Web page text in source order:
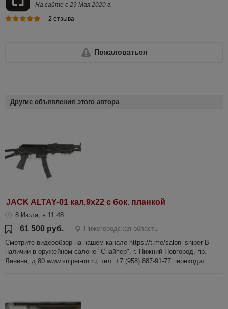
На сайте с 29 Мая 2020 г.
2 отзыва
Пожаловаться
Другие объявления этого автора
JACK ALTAY-01 кал.9х22 с бок. планкой
8 Июля, в 11:48
61 500 руб.
Нижегородская область
Смотрите видеообзор на нашем канале https://t.me/salon_sniper В
наличии в оружейном салоне "Снайпер", г. Нижний Новгород, пр.
Ленина, д.80 www.sniper-nn.ru, тел. +7 (958) 887-91-77 переходит...